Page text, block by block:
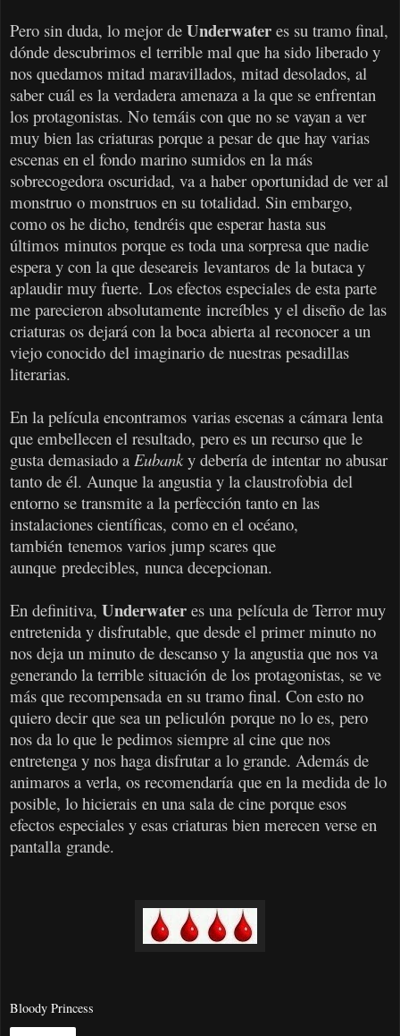
Pero sin duda, lo mejor de Underwater es su tramo final,
dónde descubrimos el terrible mal que ha sido liberado y
nos quedamos mitad maravillados, mitad desolados, al
saber cuál es la verdadera amenaza a la que se enfrentan
los protagonistas. No temáis con que no se vayan a ver
muy bien las criaturas porque a pesar de que hay varias
escenas en el fondo marino sumidos en la más
sobrecogedora oscuridad, va a haber oportunidad de ver al
monstruo o monstruos en su totalidad. Sin embargo,
como os he dicho, tendréis que esperar hasta sus
últimos minutos porque es toda una sorpresa que nadie
espera y con la que deseareis levantaros de la butaca y
aplaudir muy fuerte. Los efectos especiales de esta parte
me parecieron absolutamente increíbles y el diseño de las
criaturas os dejará con la boca abierta al reconocer a un
viejo conocido del imaginario de nuestras pesadillas
literarias.
En la película encontramos varias escenas a cámara lenta
que embellecen el resultado, pero es un recurso que le
gusta demasiado a Eubanky debería de intentar no abusar
tanto de él. Aunque la angustia y la claustrofobia del
entorno se transmite a la perfección tanto en las
instalaciones científicas, como en el océano,
también tenemos varios jump scares que
aunque predecibles, nunca decepcionan.
En definitiva, Underwater es una película de Terror muy
entretenida y disfrutable, que desde el primer minuto no
nos deja un minuto de descanso y la angustia que nos va
generando la terrible situación de los protagonistas, se ve
más que recompensada en su tramo final. Con esto no
quiero decir que sea un peliculón porque no lo es, pero
nos da lo que le pedimos siempre al cine que nos
entretenga y nos haga disfrutar a lo grande. Además de
animaros a verla, os recomendaría que en la medida de lo
posible, lo hicierais en una sala de cine porque esos
efectos especiales y esas criaturas bien merecen verse en
pantalla grande.
Bloody Princess